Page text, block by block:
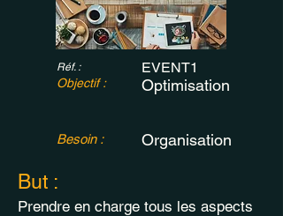
Réf. :
Objectif :
EVENT1
Optimisation
Besoin : Organisation
But :
Prendre en charge tous les aspects